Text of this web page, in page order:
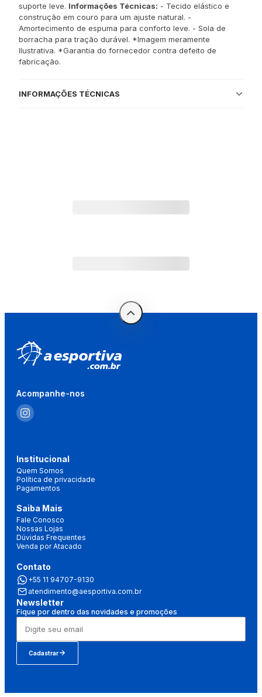
suporte leve. Informações Técnicas: - Tecido elástico e
construção em couro para um ajuste natural. -
Amortecimento de espuma para conforto leve. - Sola de
borracha para tração durável. *Imagem meramente
Ilustrativa. *Garantia do fornecedor contra defeito de
fabricação.
INFORMAÇÕES TÉCNICAS
Acompanhe-nos
Institucional
Quem Somos
Política de privacidade
Pagamentos
Saiba Mais
Fale Conosco
Nossas Lojas
Dúvidas Frequentes
Venda por Atacado
Contato
+55 11 94707-9130
atendimento@aesportiva.com.br
Newsletter
Fique por dentro das novidades e promoções
Cadastrar